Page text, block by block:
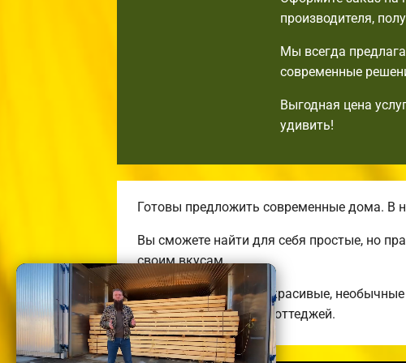
производителя,
Мы всегда
современные
Выгодная цена
удивить!
Готовы предложить современные дома. В
Вы сможете найти для себя простые, но
своим вкусам.
Строим комфортные, красивые,
энергоэффективных коттеджей.